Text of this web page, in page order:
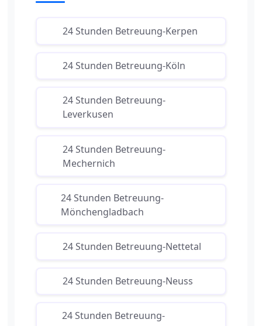
24 Stunden Betreuung-Kerpen
24 Stunden Betreuung-Köln
24 Stunden Betreuung-
Leverkusen
24 Stunden Betreuung-
Mechernich
24 Stunden Betreuung-
Mönchengladbach
24 Stunden Betreuung-Nettetal
24 Stunden Betreuung-Neuss
24 Stunden Betreuung-